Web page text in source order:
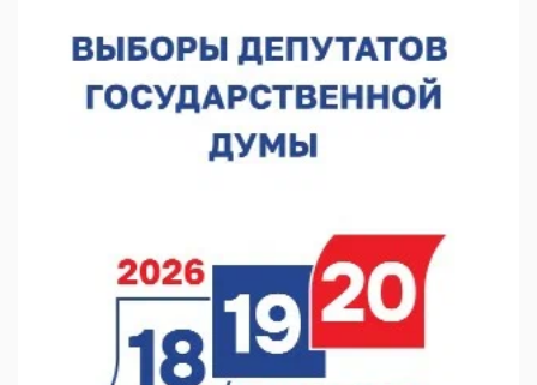
пожарного
07.08.2026 12:15
В Нижнем Новгороде прошло совещание Росгвардии
07.08.2026 12:04